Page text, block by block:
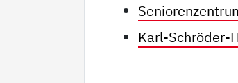
Karl-Schröder-